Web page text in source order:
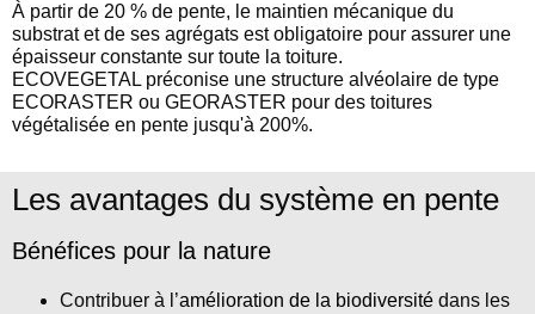
À partir de 20 % de pente, le maintien mécanique du
substrat et de ses agrégats est obligatoire pour assurer une
épaisseur constante sur toute la toiture.
ECOVEGETAL préconise une structure alvéolaire de type
ECORASTER ou GEORASTER pour des toitures
végétalisée en pente jusqu'à 200%.
Les avantages du système en pente
Bénéfices pour la nature
Contribuer à l’amélioration de la biodiversité dans les